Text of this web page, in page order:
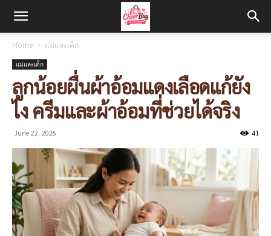
Home แม่และเด็ก
แม่และเด็ก
ลูกน้อยผื่นผ้าอ้อมแดงเลือดแก้ยัง
ไง ครีมและผ้าอ้อมที่ช่วยได้จริง
June 22, 2026 41